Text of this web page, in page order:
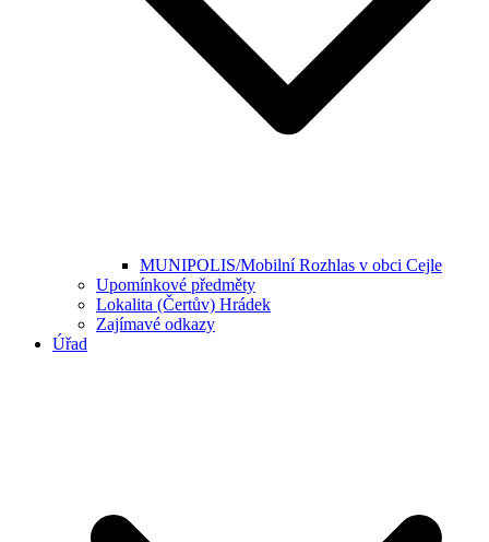
MUNIPOLIS/Mobilní Rozhlas v obci Cejle
Upomínkové předměty
Lokalita (Čertův) Hrádek
Zajímavé odkazy
Úřad